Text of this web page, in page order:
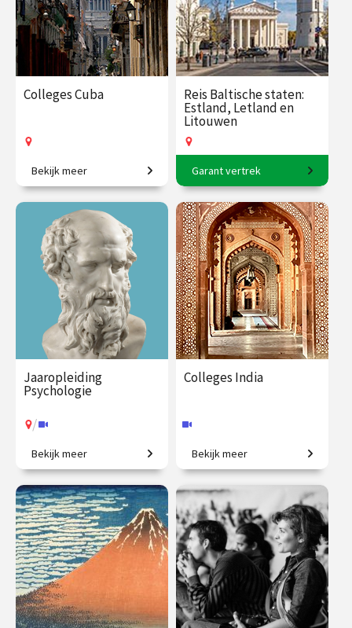
Colleges Cuba
De Caraïbische smeltkroes.
€ 109.00
vanaf 2
dec.
Op locatie
Bekijk meer
Reis Baltische staten:
Estland, Letland en
Litouwen
11-daagse reis o.l.v. Frederik
Erens.
€ 3145.00
vanaf 17
aug.
Op locatie
Garant vertrek
Jaaropleiding
Psychologie
/
Een introductie naar het
menselijk zijn
€ 1225.00
vanaf 29
sep.
/ Op locatie of online
Bekijk meer
Colleges India
Een grootmacht in opkomst.
€ 195.00
vanaf 22
okt.
Online
Bekijk meer